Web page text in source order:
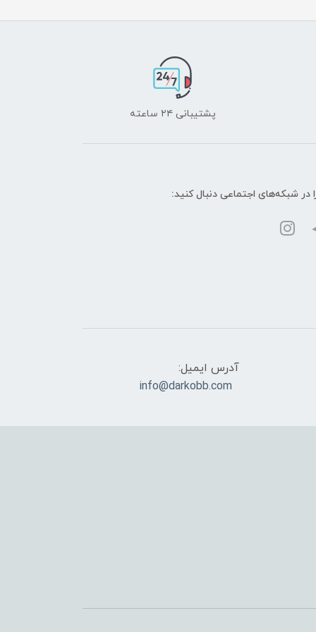
پشتیبانی ۲۴ ساعته
در شبکه‌های اجتماعی دنبال کنید:
آدرس ایمیل:
info@darkobb.com